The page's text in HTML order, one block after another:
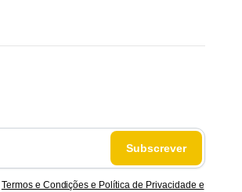
Subscrever
Termos e Condições e Política de Privacidade e